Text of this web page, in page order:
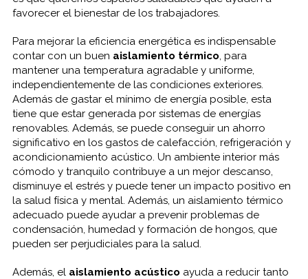
favorecer el bienestar de los trabajadores.
Para mejorar la eficiencia energética es indispensable
contar con un buen aislamiento térmico, para
mantener una temperatura agradable y uniforme,
independientemente de las condiciones exteriores.
Además de gastar el mínimo de energía posible, esta
tiene que estar generada por sistemas de energías
renovables. Además, se puede conseguir un ahorro
significativo en los gastos de calefacción, refrigeración y
acondicionamiento acústico. Un ambiente interior más
cómodo y tranquilo contribuye a un mejor descanso,
disminuye el estrés y puede tener un impacto positivo en
la salud física y mental. Además, un aislamiento térmico
adecuado puede ayudar a prevenir problemas de
condensación, humedad y formación de hongos, que
pueden ser perjudiciales para la salud.
Además, el aislamiento acústico ayuda a reducir tanto